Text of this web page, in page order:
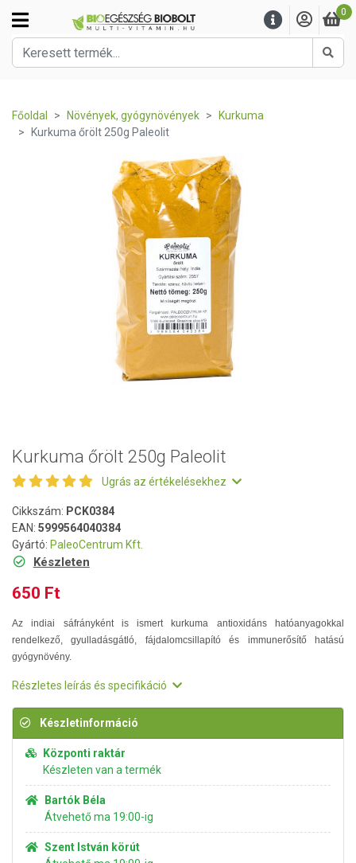
0
Főoldal Növények, gyógynövények
Kurkuma
Kurkuma őrölt 250g Paleolit
Kurkuma őrölt 250g Paleolit
Ugrás az értékelésekhez
Cikkszám: PCK0384
EAN: 5999564040384
Gyártó: PaleoCentrum Kft.
Készleten
650 Ft
Az indiai sáfrányként is ismert kurkuma antioxidáns hatóanyagokkal
rendelkező, gyulladásgátló, fájdalomcsillapító és immunerősítő hatású
gyógynövény.
Részletes leírás és specifikáció
Készletinformáció
Központi raktár
Készleten van a termék
Bartók Béla
Átvehető ma 19:00-ig
Szent István körút